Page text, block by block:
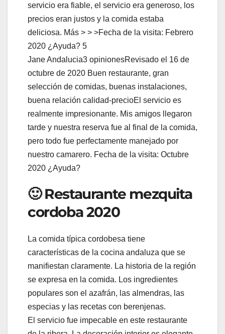
servicio era fiable, el servicio era generoso, los
precios eran justos y la comida estaba
deliciosa. Más > > >Fecha de la visita: Febrero
2020 ¿Ayuda? 5
Jane Andalucia3 opinionesRevisado el 16 de
octubre de 2020 Buen restaurante, gran
selección de comidas, buenas instalaciones,
buena relación calidad-precioEl servicio es
realmente impresionante. Mis amigos llegaron
tarde y nuestra reserva fue al final de la comida,
pero todo fue perfectamente manejado por
nuestro camarero. Fecha de la visita: Octubre
2020 ¿Ayuda?
🙂 Restaurante mezquita
cordoba 2020
La comida típica cordobesa tiene
características de la cocina andaluza que se
manifiestan claramente. La historia de la región
se expresa en la comida. Los ingredientes
populares son el azafrán, las almendras, las
especias y las recetas con berenjenas.
El servicio fue impecable en este restaurante